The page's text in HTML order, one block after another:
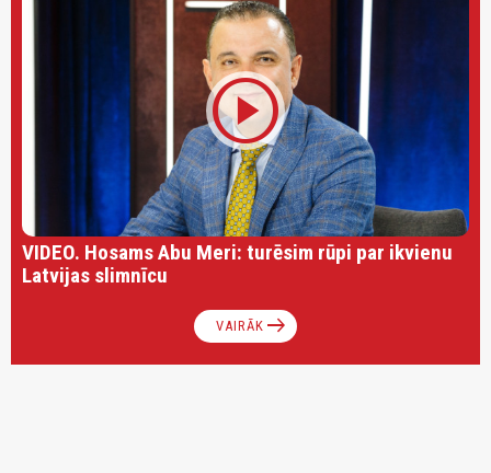
play_circle
VIDEO. Hosams Abu Meri: turēsim rūpi par ikvienu
Latvijas slimnīcu
VAIRĀK arrow_right_alt